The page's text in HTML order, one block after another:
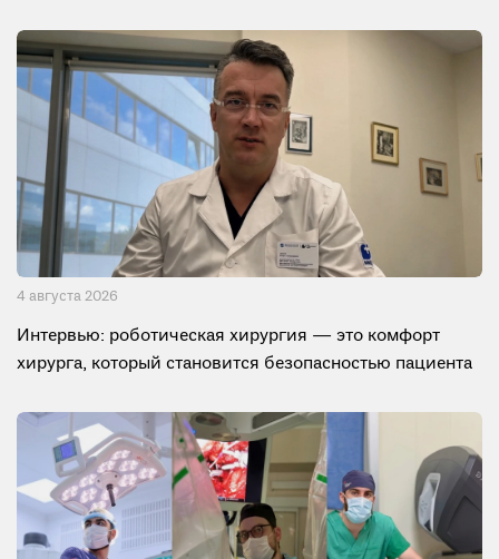
4 августа 2026
Интервью: роботическая хирургия — это комфорт
хирурга, который становится безопасностью пациента